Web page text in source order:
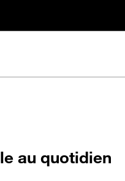
au quotidien